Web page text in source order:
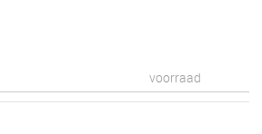
voorraad